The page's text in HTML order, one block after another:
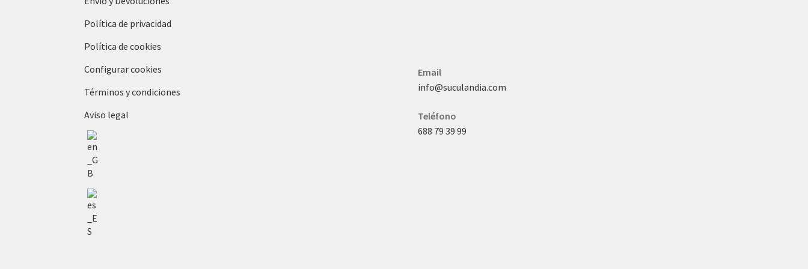
Política de privacidad
Política de cookies
Configurar cookies
Términos y condiciones
Aviso legal
Email
info@suculandia.com
Teléfono
688 79 39 99